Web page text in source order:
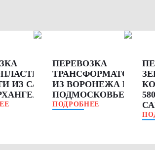
ИЗ САФОНОВО В
ПЕРЕВОЗКА
ТРАНСФОРМАТОРА
ИЗ ВОРОНЕЖА В
ПОДМОСКОВЬЕ
ПОДРОБНЕЕ